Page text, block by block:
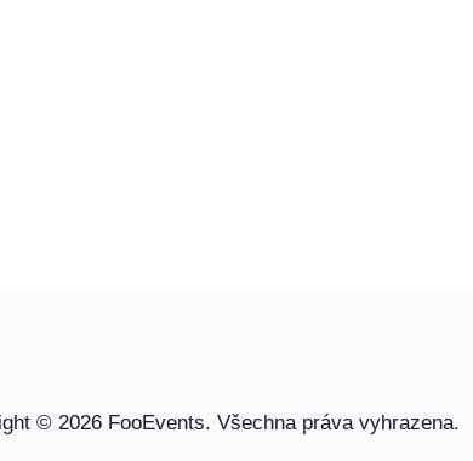
© 2026 FooEvents. Všechna práva vyhrazena.